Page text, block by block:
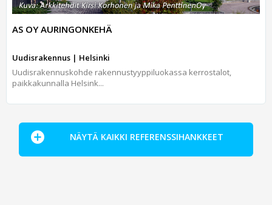
AS OY AURINGONKEHÄ
Uudisrakennus | Helsinki
Uudisrakennuskohde rakennustyyppiluokassa kerrostalot,
paikkakunnalla Helsink...
NÄYTÄ KAIKKI REFERENSSIHANKKEET